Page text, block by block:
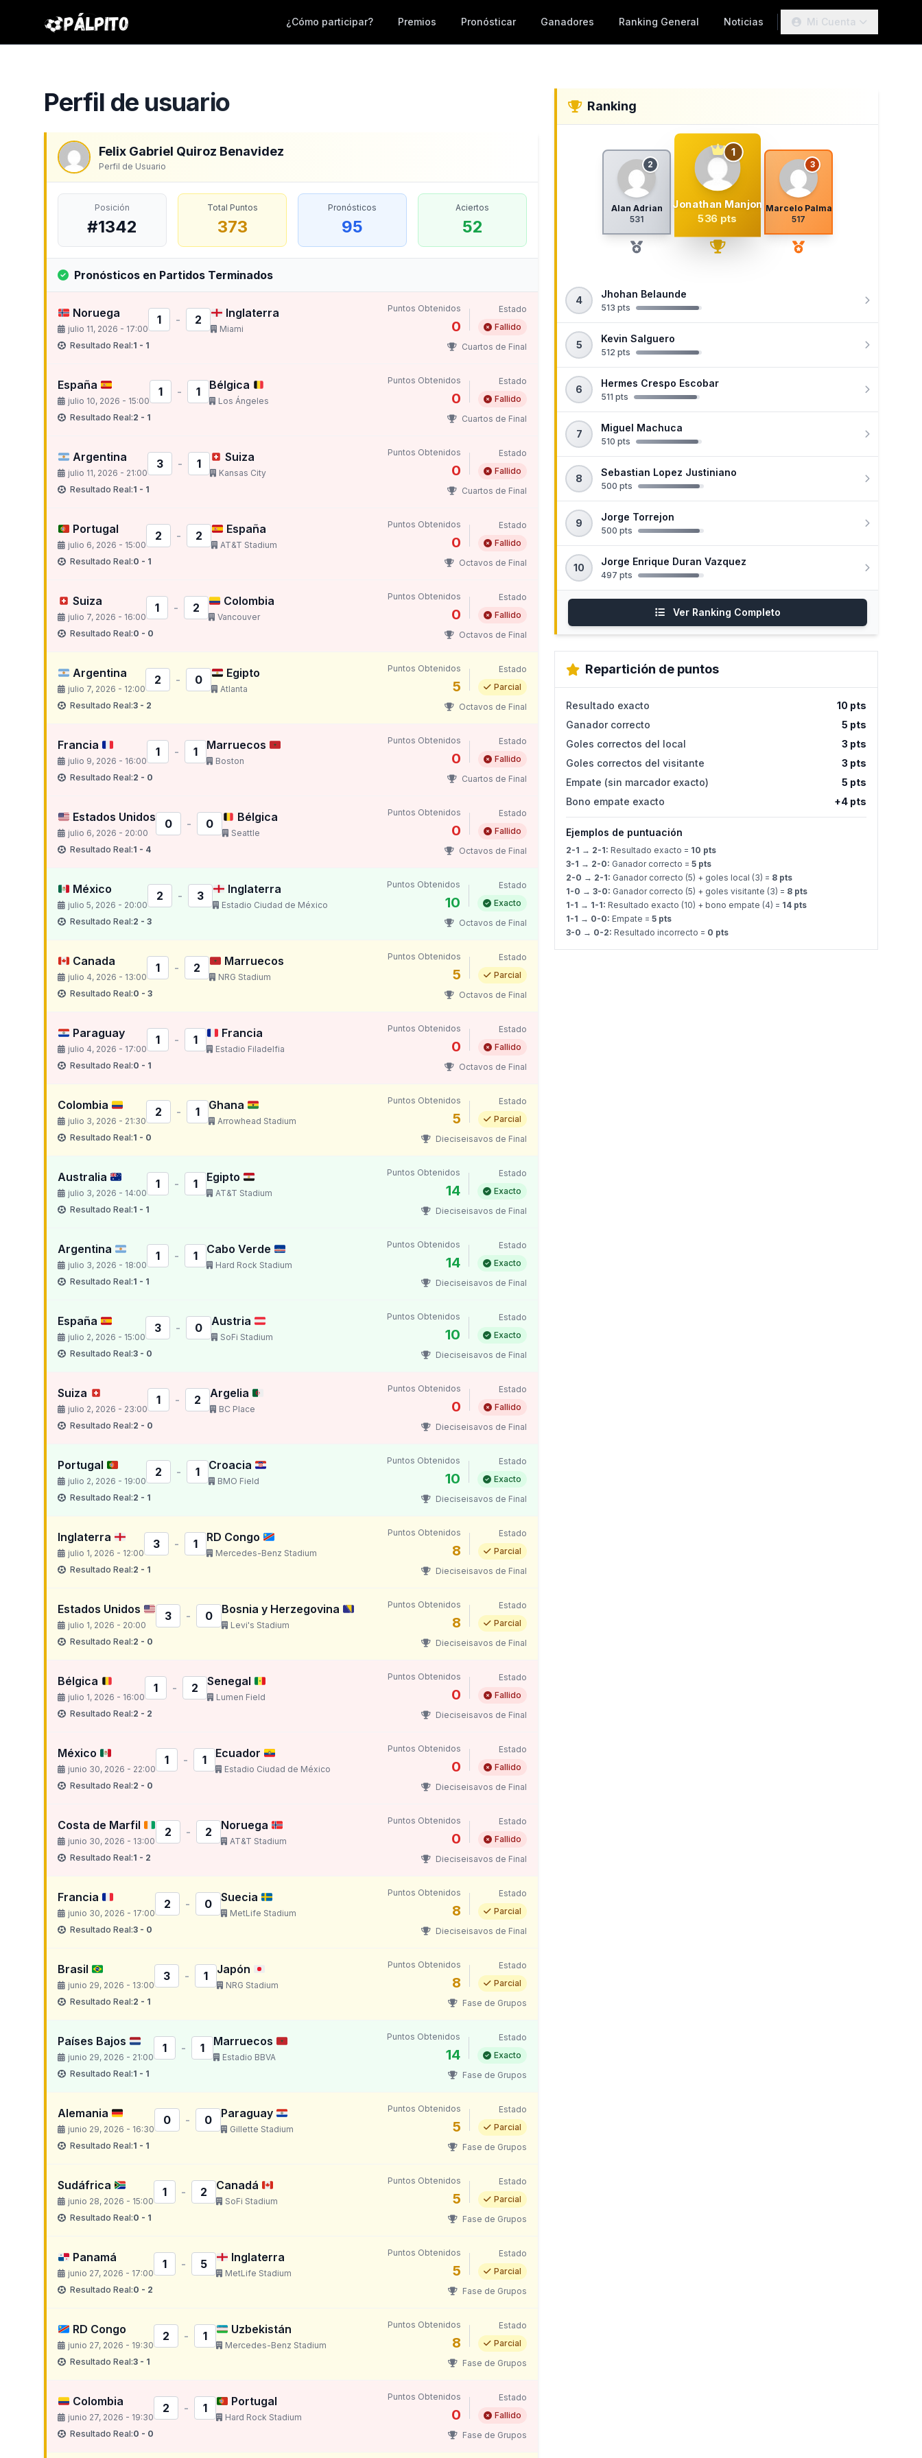
¿Cómo participar? Premios Pronósticar Ganadores Ranking General Noticias Mi Cuenta
Perfil de usuario
Felix Gabriel Quiroz Benavidez
Perfil de Usuario
Posición
#1342
Total Puntos
373
Pronósticos
95
Aciertos
52
Pronósticos en Partidos Terminados
Noruega
julio 11, 2026 - 17:00
1 - 2 Inglaterra
Miami
Resultado Real:1 - 1
Puntos Obtenidos
0
Estado
Fallido
Cuartos de Final
España
julio 10, 2026 - 15:00
1 - 1 Bélgica
Los Ángeles
Resultado Real:2 - 1
Puntos Obtenidos
0
Estado
Fallido
Cuartos de Final
Argentina
julio 11, 2026 - 21:00
3 - 1 Suiza
Kansas City
Resultado Real:1 - 1
Puntos Obtenidos
0
Estado
Fallido
Cuartos de Final
Portugal
julio 6, 2026 - 15:00
2 - 2 España
AT&T Stadium
Resultado Real:0 - 1
Puntos Obtenidos
0
Estado
Fallido
Octavos de Final
Suiza
julio 7, 2026 - 16:00
1 - 2 Colombia
Vancouver
Resultado Real:0 - 0
Puntos Obtenidos
0
Estado
Fallido
Octavos de Final
Argentina
julio 7, 2026 - 12:00
2 - 0 Egipto
Atlanta
Resultado Real:3 - 2
Puntos Obtenidos
5
Estado
Parcial
Octavos de Final
Francia
julio 9, 2026 - 16:00
1 - 1 Marruecos
Boston
Resultado Real:2 - 0
Puntos Obtenidos
0
Estado
Fallido
Cuartos de Final
Estados Unidos
julio 6, 2026 - 20:00
0 - 0 Bélgica
Seattle
Resultado Real:1 - 4
Puntos Obtenidos
0
Estado
Fallido
Octavos de Final
México
julio 5, 2026 - 20:00
2 - 3 Inglaterra
Estadio Ciudad de México
Resultado Real:2 - 3
Puntos Obtenidos
10
Estado
Exacto
Octavos de Final
Canada
julio 4, 2026 - 13:00
1 - 2 Marruecos
NRG Stadium
Resultado Real:0 - 3
Puntos Obtenidos
5
Estado
Parcial
Octavos de Final
Paraguay
julio 4, 2026 - 17:00
1 - 1 Francia
Estadio Filadelfia
Resultado Real:0 - 1
Puntos Obtenidos
0
Estado
Fallido
Octavos de Final
Colombia
julio 3, 2026 - 21:30
2 - 1 Ghana
Arrowhead Stadium
Resultado Real:1 - 0
Puntos Obtenidos
5
Estado
Parcial
Dieciseisavos de Final
Australia
julio 3, 2026 - 14:00
1 - 1 Egipto
AT&T Stadium
Resultado Real:1 - 1
Puntos Obtenidos
14
Estado
Exacto
Dieciseisavos de Final
Argentina
julio 3, 2026 - 18:00
1 - 1 Cabo Verde
Hard Rock Stadium
Resultado Real:1 - 1
Puntos Obtenidos
14
Estado
Exacto
Dieciseisavos de Final
España
julio 2, 2026 - 15:00
3 - 0 Austria
SoFi Stadium
Resultado Real:3 - 0
Puntos Obtenidos
10
Estado
Exacto
Dieciseisavos de Final
Suiza
julio 2, 2026 - 23:00
1 - 2 Argelia
BC Place
Resultado Real:2 - 0
Puntos Obtenidos
0
Estado
Fallido
Dieciseisavos de Final
Portugal
julio 2, 2026 - 19:00
2 - 1 Croacia
BMO Field
Resultado Real:2 - 1
Puntos Obtenidos
10
Estado
Exacto
Dieciseisavos de Final
Inglaterra
julio 1, 2026 - 12:00
3 - 1 RD Congo
Mercedes-Benz Stadium
Resultado Real:2 - 1
Puntos Obtenidos
8
Estado
Parcial
Dieciseisavos de Final
Estados Unidos
julio 1, 2026 - 20:00
3 - 0 Bosnia y Herzegovina
Levi's Stadium
Resultado Real:2 - 0
Puntos Obtenidos
8
Estado
Parcial
Dieciseisavos de Final
Bélgica
julio 1, 2026 - 16:00
1 - 2 Senegal
Lumen Field
Resultado Real:2 - 2
Puntos Obtenidos
0
Estado
Fallido
Dieciseisavos de Final
México
junio 30, 2026 - 22:00
1 - 1 Ecuador
Estadio Ciudad de México
Resultado Real:2 - 0
Puntos Obtenidos
0
Estado
Fallido
Dieciseisavos de Final
Costa de Marfil
junio 30, 2026 - 13:00
2 - 2 Noruega
AT&T Stadium
Resultado Real:1 - 2
Puntos Obtenidos
0
Estado
Fallido
Dieciseisavos de Final
Francia
junio 30, 2026 - 17:00
2 - 0 Suecia
MetLife Stadium
Resultado Real:3 - 0
Puntos Obtenidos
8
Estado
Parcial
Dieciseisavos de Final
Brasil
junio 29, 2026 - 13:00
3 - 1 Japón
NRG Stadium
Resultado Real:2 - 1
Puntos Obtenidos
8
Estado
Parcial
Fase de Grupos
Países Bajos
junio 29, 2026 - 21:00
1 - 1 Marruecos
Estadio BBVA
Resultado Real:1 - 1
Puntos Obtenidos
14
Estado
Exacto
Fase de Grupos
Alemania
junio 29, 2026 - 16:30
0 - 0 Paraguay
Gillette Stadium
Resultado Real:1 - 1
Puntos Obtenidos
5
Estado
Parcial
Fase de Grupos
Sudáfrica
junio 28, 2026 - 15:00
1 - 2 Canadá
SoFi Stadium
Resultado Real:0 - 1
Puntos Obtenidos
5
Estado
Parcial
Fase de Grupos
Panamá
junio 27, 2026 - 17:00
1 - 5 Inglaterra
MetLife Stadium
Resultado Real:0 - 2
Puntos Obtenidos
5
Estado
Parcial
Fase de Grupos
RD Congo
junio 27, 2026 - 19:30
2 - 1 Uzbekistán
Mercedes-Benz Stadium
Resultado Real:3 - 1
Puntos Obtenidos
8
Estado
Parcial
Fase de Grupos
Colombia
junio 27, 2026 - 19:30
2 - 1 Portugal
Hard Rock Stadium
Resultado Real:0 - 0
Puntos Obtenidos
0
Estado
Fallido
Fase de Grupos
Ranking
2
Alan Adrian
531
1
Jonathan Manjon
536 pts
3
Marcelo Palma
517
4
Jhohan Belaunde
513 pts
5
Kevin Salguero
512 pts
6
Hermes Crespo Escobar
511 pts
7
Miguel Machuca
510 pts
8
Sebastian Lopez Justiniano
500 pts
9
Jorge Torrejon
500 pts
10
Jorge Enrique Duran Vazquez
497 pts
Ver Ranking Completo
Repartición de puntos
Resultado exacto
10 pts
Ganador correcto
5 pts
Goles correctos del local
3 pts
Goles correctos del visitante
3 pts
Empate (sin marcador exacto)
5 pts
Bono empate exacto
+4 pts
Ejemplos de puntuación
2-1 → 2-1: Resultado exacto = 10 pts
3-1 → 2-0: Ganador correcto = 5 pts
2-0 → 2-1: Ganador correcto (5) + goles local (3) = 8 pts
1-0 → 3-0: Ganador correcto (5) + goles visitante (3) = 8 pts
1-1 → 1-1: Resultado exacto (10) + bono empate (4) = 14 pts
1-1 → 0-0: Empate = 5 pts
3-0 → 0-2: Resultado incorrecto = 0 pts